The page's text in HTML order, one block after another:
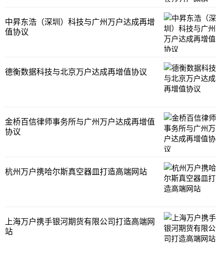
中昇东浩（深圳）科技与广州万户达成再增
值协议
德衡数据科技与北京万户达成再增值协议
金桥百信律师事务所与广州万户达成再增值
协议
杭州万户携哈尔斯真空器皿打造高端网站
上海万户携手银河期货有限公司打造高端网
站